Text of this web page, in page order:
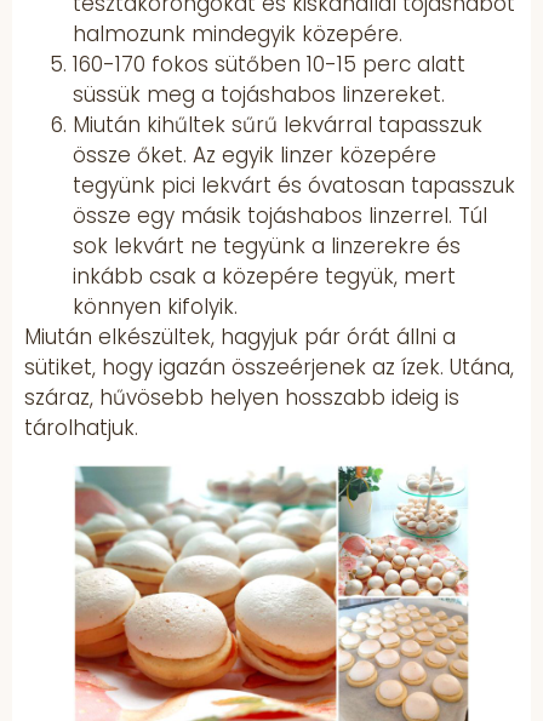
halmozunk mindegyik közepére.
160-170 fokos sütőben 10-15 perc alatt
süssük meg a tojáshabos linzereket.
Miután kihűltek sűrű lekvárral tapasszuk
össze őket. Az egyik linzer közepére
tegyünk pici lekvárt és óvatosan tapasszuk
össze egy másik tojáshabos linzerrel. Túl
sok lekvárt ne tegyünk a linzerekre és
inkább csak a közepére tegyük, mert
könnyen kifolyik.
Miután elkészültek, hagyjuk pár órát állni a
sütiket, hogy igazán összeérjenek az ízek. Utána,
száraz, hűvösebb helyen hosszabb ideig is
tárolhatjuk.